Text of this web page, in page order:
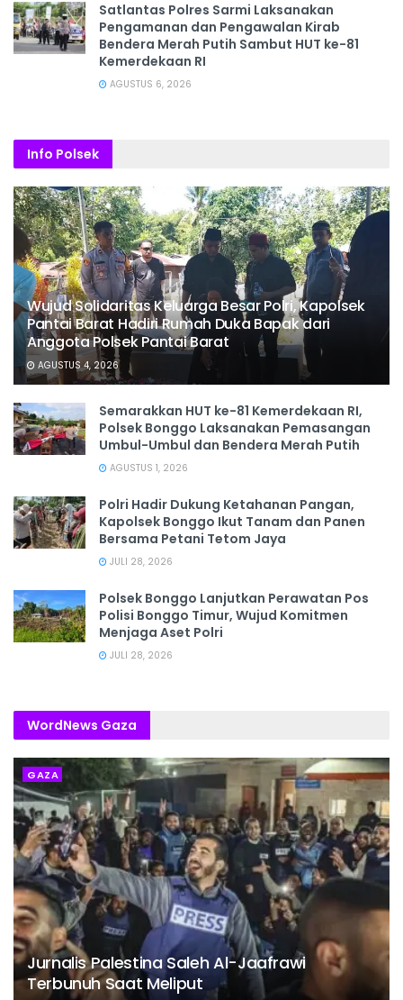
Satlantas Polres Sarmi Laksanakan
Pengamanan dan Pengawalan Kirab
Bendera Merah Putih Sambut HUT ke-81
Kemerdekaan RI
AGUSTUS 6, 2026
Info Polsek
Wujud Solidaritas Keluarga Besar Polri, Kapolsek
Pantai Barat Hadiri Rumah Duka Bapak dari
Anggota Polsek Pantai Barat
AGUSTUS 4, 2026
Semarakkan HUT ke-81 Kemerdekaan RI,
Polsek Bonggo Laksanakan Pemasangan
Umbul-Umbul dan Bendera Merah Putih
AGUSTUS 1, 2026
Polri Hadir Dukung Ketahanan Pangan,
Kapolsek Bonggo Ikut Tanam dan Panen
Bersama Petani Tetom Jaya
JULI 28, 2026
Polsek Bonggo Lanjutkan Perawatan Pos
Polisi Bonggo Timur, Wujud Komitmen
Menjaga Aset Polri
JULI 28, 2026
WordNews Gaza
GAZA
Jurnalis Palestina Saleh Al-Jaafrawi
Terbunuh Saat Meliput